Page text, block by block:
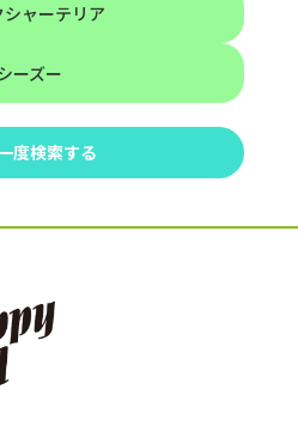
シャーテリア
ーズー
度検索する